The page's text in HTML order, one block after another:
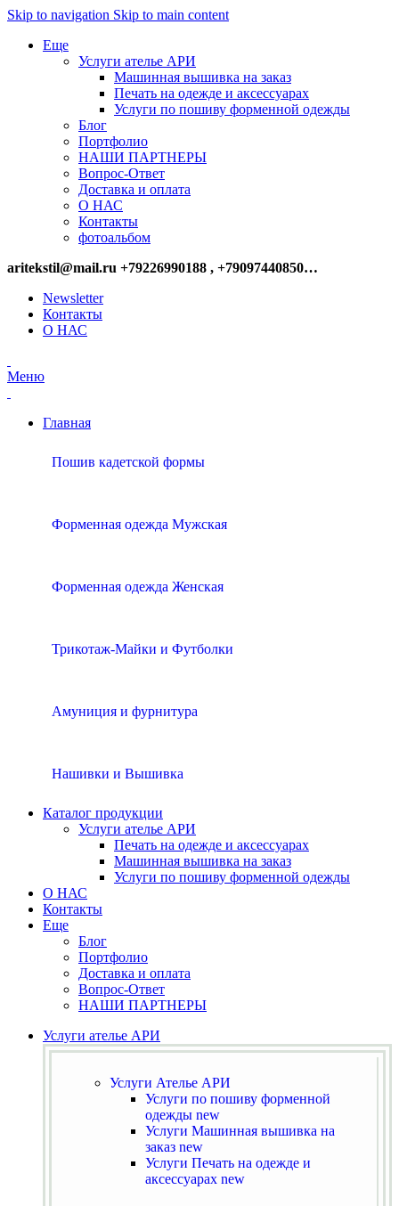
Skip to navigation Skip to main content
Еще
Услуги ателье АРИ
Машинная вышивка на заказ
Печать на одежде и аксессуарах
Услуги по пошиву форменной одежды
Блог
Портфолио
НАШИ ПАРТНЕРЫ
Вопрос-Ответ
Доставка и оплата
О НАС
Контакты
фотоальбом
aritekstil@mail.ru +79226990188 , +79097440850…
Newsletter
Контакты
О НАС
Меню
Главная
Пошив кадетской формы
Форменная одежда Мужская
Форменная одежда Женская
Трикотаж-Майки и Футболки
Амуниция и фурнитура
Нашивки и Вышивка
Каталог продукции
Услуги ателье АРИ
Печать на одежде и аксессуарах
Машинная вышивка на заказ
Услуги по пошиву форменной одежды
О НАС
Контакты
Еще
Блог
Портфолио
Доставка и оплата
Вопрос-Ответ
НАШИ ПАРТНЕРЫ
Услуги ателье АРИ
Услуги Ателье АРИ
Услуги по пошиву форменной
одежды new
Услуги Машинная вышивка на
заказ new
Услуги Печать на одежде и
аксессуарах new